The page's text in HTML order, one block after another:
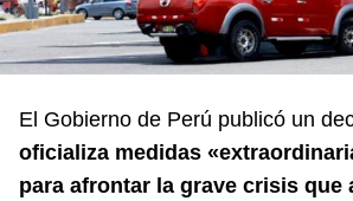
El Gobierno de Perú publicó un
oficializa medidas
para afrontar la grave crisis que